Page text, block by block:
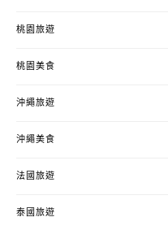
桃園旅遊
桃園美食
沖繩旅遊
沖繩美食
法國旅遊
泰國旅遊